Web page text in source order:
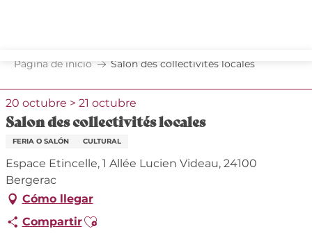
principal
Página de inicio Salon des collectivités locales
20 octubre > 21 octubre
Salon des collectivités locales
FERIA O SALÓN CULTURAL
Espace Etincelle, 1 Allée Lucien Videau, 24100
Bergerac
Cómo llegar
CompartirAjouter aux favoris